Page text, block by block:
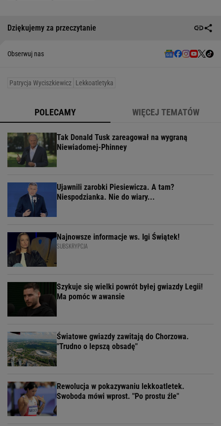
Dziękujemy za przeczytanie
Obserwuj nas
Patrycja Wyciszkiewicz Lekkoatletyka
POLECAMY WIĘCEJ TEMATÓW
Tak Donald Tusk zareagował na wygraną
Niewiadomej-Phinney
Ujawnili zarobki Piesiewicza. A tam?
Niespodzianka. Nie do wiary...
Najnowsze informacje ws. Igi Świątek!
SUBSKRYPCJA
Szykuje się wielki powrót byłej gwiazdy Legii!
Ma pomóc w awansie
Światowe gwiazdy zawitają do Chorzowa.
"Trudno o lepszą obsadę"
Rewolucja w pokazywaniu lekkoatletek.
Swoboda mówi wprost. "Po prostu źle"